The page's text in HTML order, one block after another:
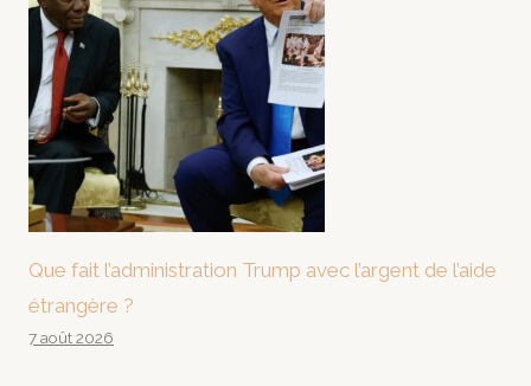
Que fait l’administration Trump avec l’argent de l’aide
étrangère ?
7 août 2026